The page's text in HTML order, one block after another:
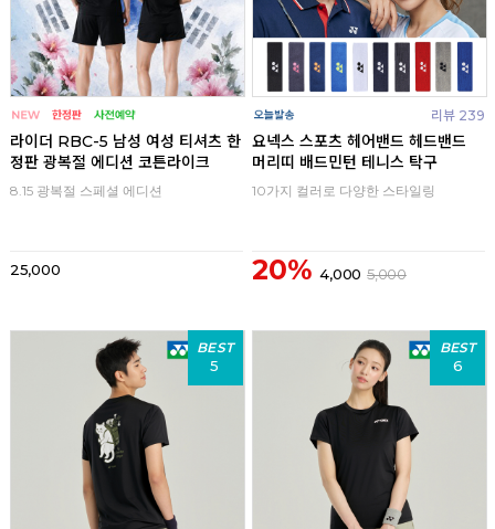
라이더 RBC-5 남성 여성 티셔츠 한
정판 광복절 에디션 코튼라이크
8.15 광복절 스페셜 에디션
25,000
리뷰 239
요넥스 스포츠 헤어밴드 헤드밴드
머리띠 배드민턴 테니스 탁구
10가지 컬러로 다양한 스타일링
20% 4,000 5,000
BEST
5
BEST
6